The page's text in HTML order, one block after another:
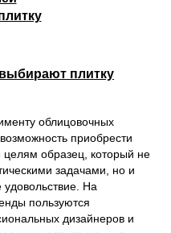
плитку
облицовочных
приобрести
целям образец, который не
задачами, но и
удовольствие. На
пользуются
дизайнеров и